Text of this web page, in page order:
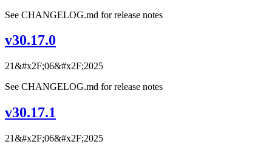
See CHANGELOG.md for release notes
v30.17.0
21&#x2F;06&#x2F;2025
See CHANGELOG.md for release notes
v30.17.1
21&#x2F;06&#x2F;2025